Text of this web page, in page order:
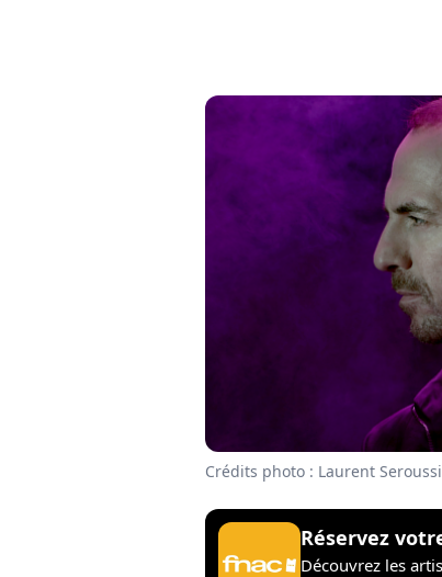
Crédits photo : Laurent
Réservez
Découvrez les